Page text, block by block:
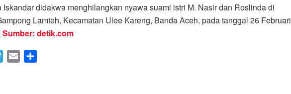
didakwa menghilangkan nyawa suami istri M. Nasir dan Roslinda di
Lamteh, Kecamatan Ulee Kareng, Banda Aceh, pada tanggal 26 Februari
Sumber: detik.com